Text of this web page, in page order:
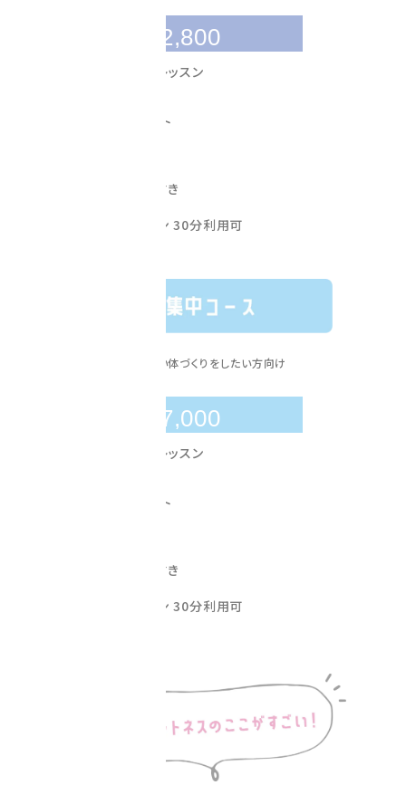
142,800
16回分のパーソナルレッスン
ポイントプレゼント
毎回プロテイン付き
毎回有酸素マシン 30分利用可
リバウンドしない体づくりをしたい方向け
207,000
24回分のパーソナルレッスン
ポイントプレゼント
毎回プロテイン付き
毎回有酸素マシン 30分利用可